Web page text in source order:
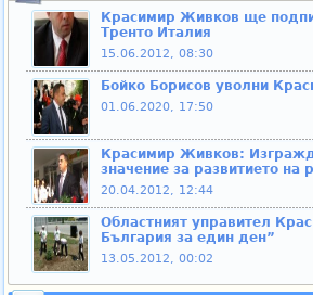
Красимир Живков ще
Тренто Италия
15.06.2012, 08:30
Бойко Борисов уволни
01.06.2020, 17:50
Красимир Живков:
значение за развитието на
20.04.2012, 12:44
Областният управител
България за един ден”
13.05.2012, 00:02